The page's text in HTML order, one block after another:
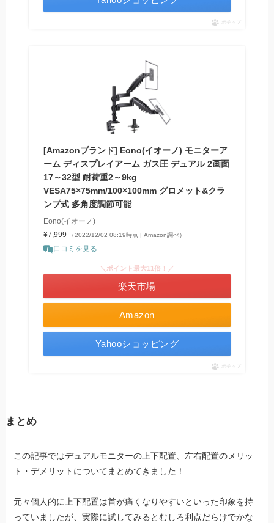
ポチップ
[Amazonブランド] Eono(イオーノ) モニターア
ーム ディスプレイアーム ガス圧 デュアル 2画面
17～32型 耐荷重2～9kg
VESA75×75mm/100×100mm グロメット&クラ
ンプ式 多角度調節可能
Eono(イオーノ)
¥7,999
（2022/12/02 08:19時点 | Amazon調べ）
口コミを見る
Amazon
＼ポイント最大11倍！／
楽天市場
Yahooショッピング
ポチップ
まとめ
この記事ではデュアルモニターの上下配置、左右配置のメリッ
ト・デメリットについてまとめてきました！
元々個人的に上下配置は首が痛くなりやすいといった印象を持
っていましたが、実際に試してみるとむしろ利点だらけでかな